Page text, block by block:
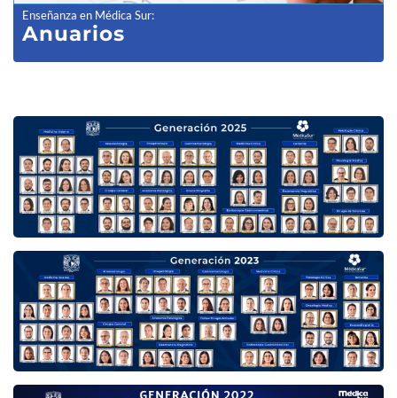
Enseñanza en Médica Sur:
Anuarios